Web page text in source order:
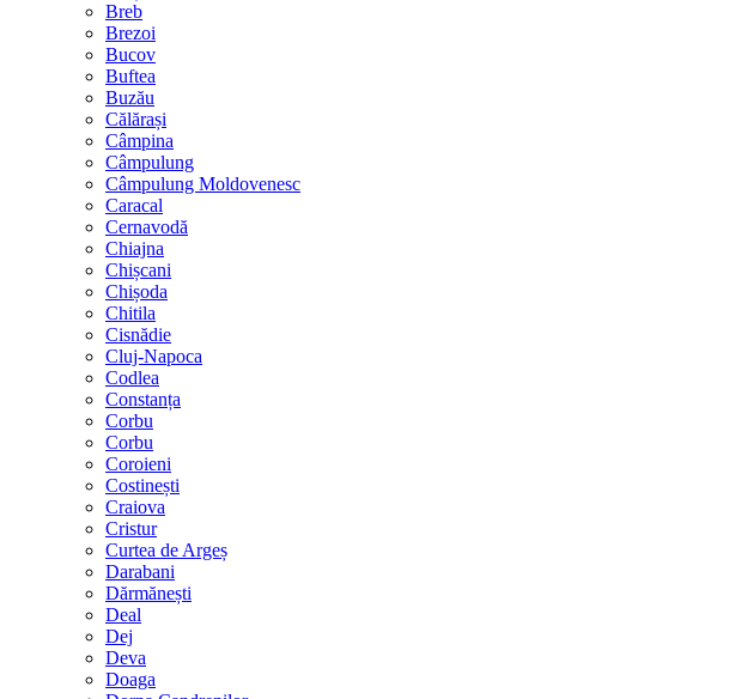
Breb
Brezoi
Bucov
Buftea
Buzău
Călărași
Câmpina
Câmpulung
Câmpulung Moldovenesc
Caracal
Cernavodă
Chiajna
Chișcani
Chișoda
Chitila
Cisnădie
Cluj-Napoca
Codlea
Constanța
Corbu
Corbu
Coroieni
Costinești
Craiova
Cristur
Curtea de Argeș
Darabani
Dărmănești
Deal
Dej
Deva
Doaga